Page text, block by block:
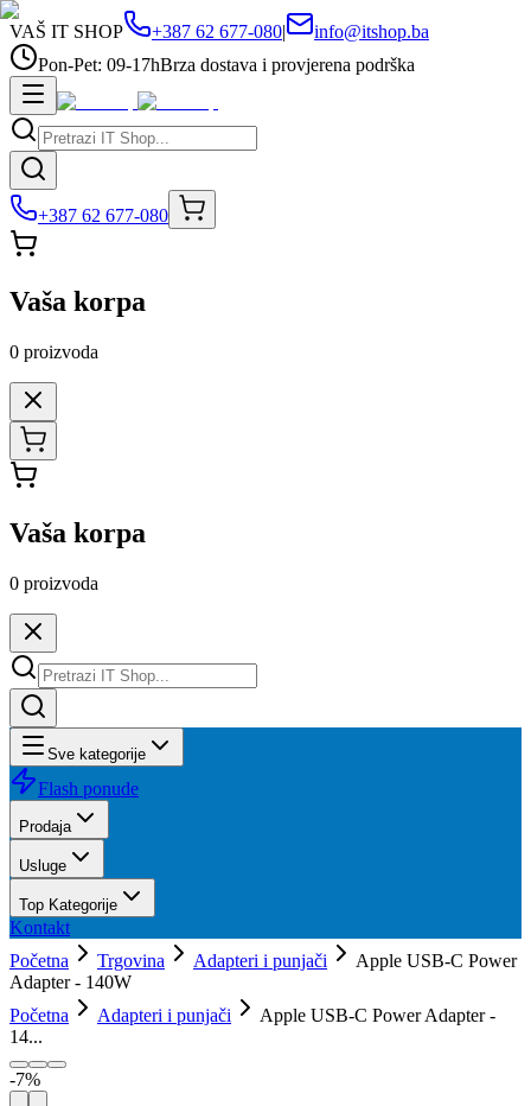
VAŠ IT SHOP +387 62 677-080|
info@itshop.ba
Pon-Pet: 09-17hBrza dostava i provjerena podrška
+387 62 677-080
Vaša korpa
0 proizvoda
Vaša korpa
0 proizvoda
Sve kategorije
Flash ponude
Prodaja
Usluge
Top Kategorije
Kontakt
Početna
Trgovina Adapteri i punjači
Apple USB-C Power
Adapter - 140W
Početna
Adapteri i punjači
Apple USB-C Power Adapter -
14...
-7%